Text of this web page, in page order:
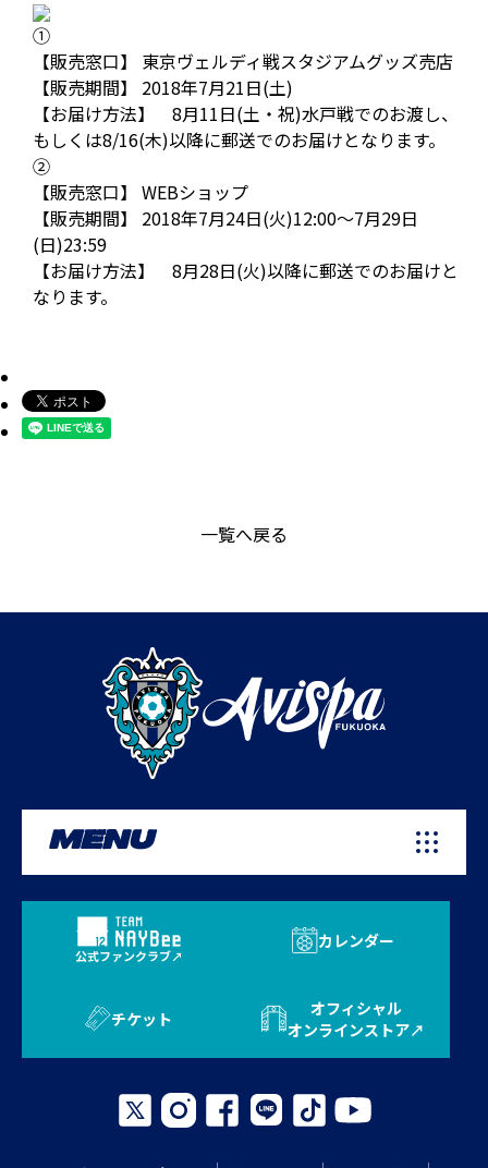
①
【販売窓口】 東京ヴェルディ戦スタジアムグッズ売店
【販売期間】 2018年7月21日(土)
【お届け方法】 8月11日(土・祝)水戸戦でのお渡し、
もしくは8/16(木)以降に郵送でのお届けとなります。
②
【販売窓口】 WEBショップ
【販売期間】 2018年7月24日(火)12:00～7月29日
(日)23:59
【お届け方法】 8月28日(火)以降に郵送でのお届けと
なります。
一覧へ戻る
MENU
公式ファンクラブ
カレンダー
チケット
オフィシャル
オンラインストア